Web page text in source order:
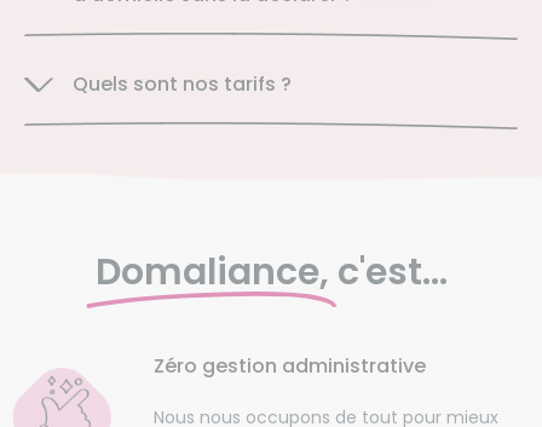
Quels sont nos tarifs ?
Domaliance, c'est...
Zéro gestion administrative
Nous nous occupons de tout pour mieux